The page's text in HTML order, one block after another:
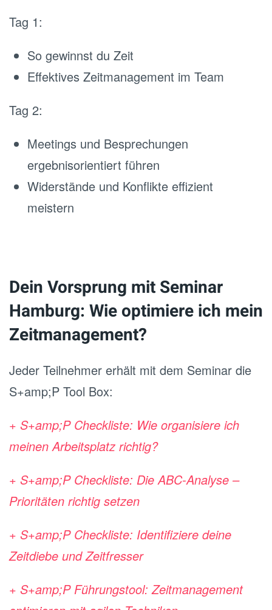
Tag 1:
So gewinnst du Zeit
Effektives Zeitmanagement im Team
Tag 2:
Meetings und Besprechungen
ergebnisorientiert führen
Widerstände und Konflikte effizient
meistern
Dein Vorsprung mit Seminar
Hamburg: Wie optimiere ich mein
Zeitmanagement?
Jeder Teilnehmer erhält mit dem Seminar die
S+amp;P Tool Box:
+ S+amp;P Checkliste: Wie organisiere ich
meinen Arbeitsplatz richtig?
+ S+amp;P Checkliste: Die ABC-Analyse –
Prioritäten richtig setzen
+ S+amp;P Checkliste: Identifiziere deine
Zeitdiebe und Zeitfresser
+ S+amp;P Führungstool: Zeitmanagement